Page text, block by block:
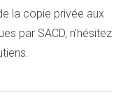
la copie privée aux
par SACD, n’hésitez